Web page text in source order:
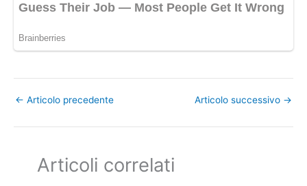
← Articolo precedente Articolo successivo →
Articoli correlati